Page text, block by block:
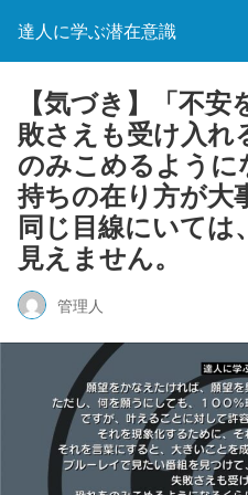
達人に学ぶ潜在意識
【気づき】「不
敗さえも受け入れ
のみこめるよう
持ちの在り方が大
同じ目線にいては
見えません。
管理人